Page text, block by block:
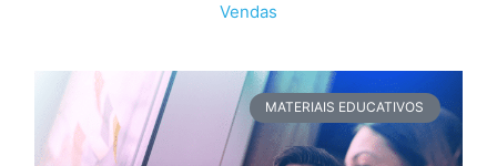
Vendas
MATERIAIS EDUCATIVOS